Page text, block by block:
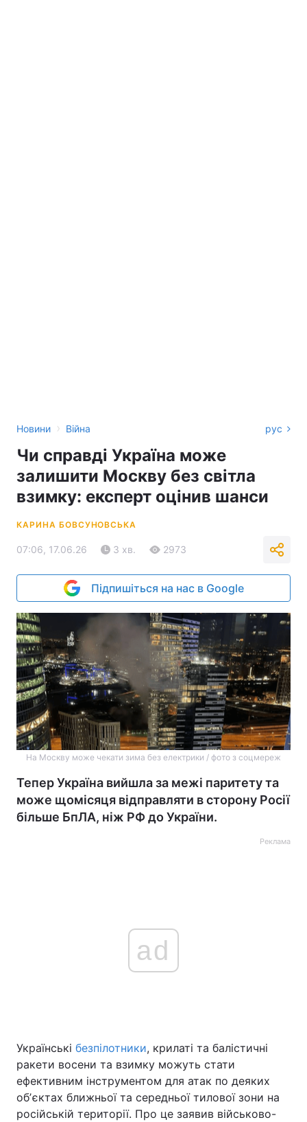
Новини › Війна рус
Чи справді Україна може
залишити Москву без світла
взимку: експерт оцінив шанси
КАРИНА БОВСУНОВСЬКА
07:06, 17.06.26 3 хв. 2973
Підпишіться на нас в Google
На Москву може чекати зима без електрики / фото з соцмереж
Тепер Україна вийшла за межі паритету та
може щомісяця відправляти в сторону Росії
більше БпЛА, ніж РФ до України.
Реклама
ad
Українські безпілотники, крилаті та балістичні
ракети восени та взимку можуть стати
ефективним інструментом для атак по деяких
обʼєктах ближньої та середньої тилової зони на
російській території. Про це заявив військово-